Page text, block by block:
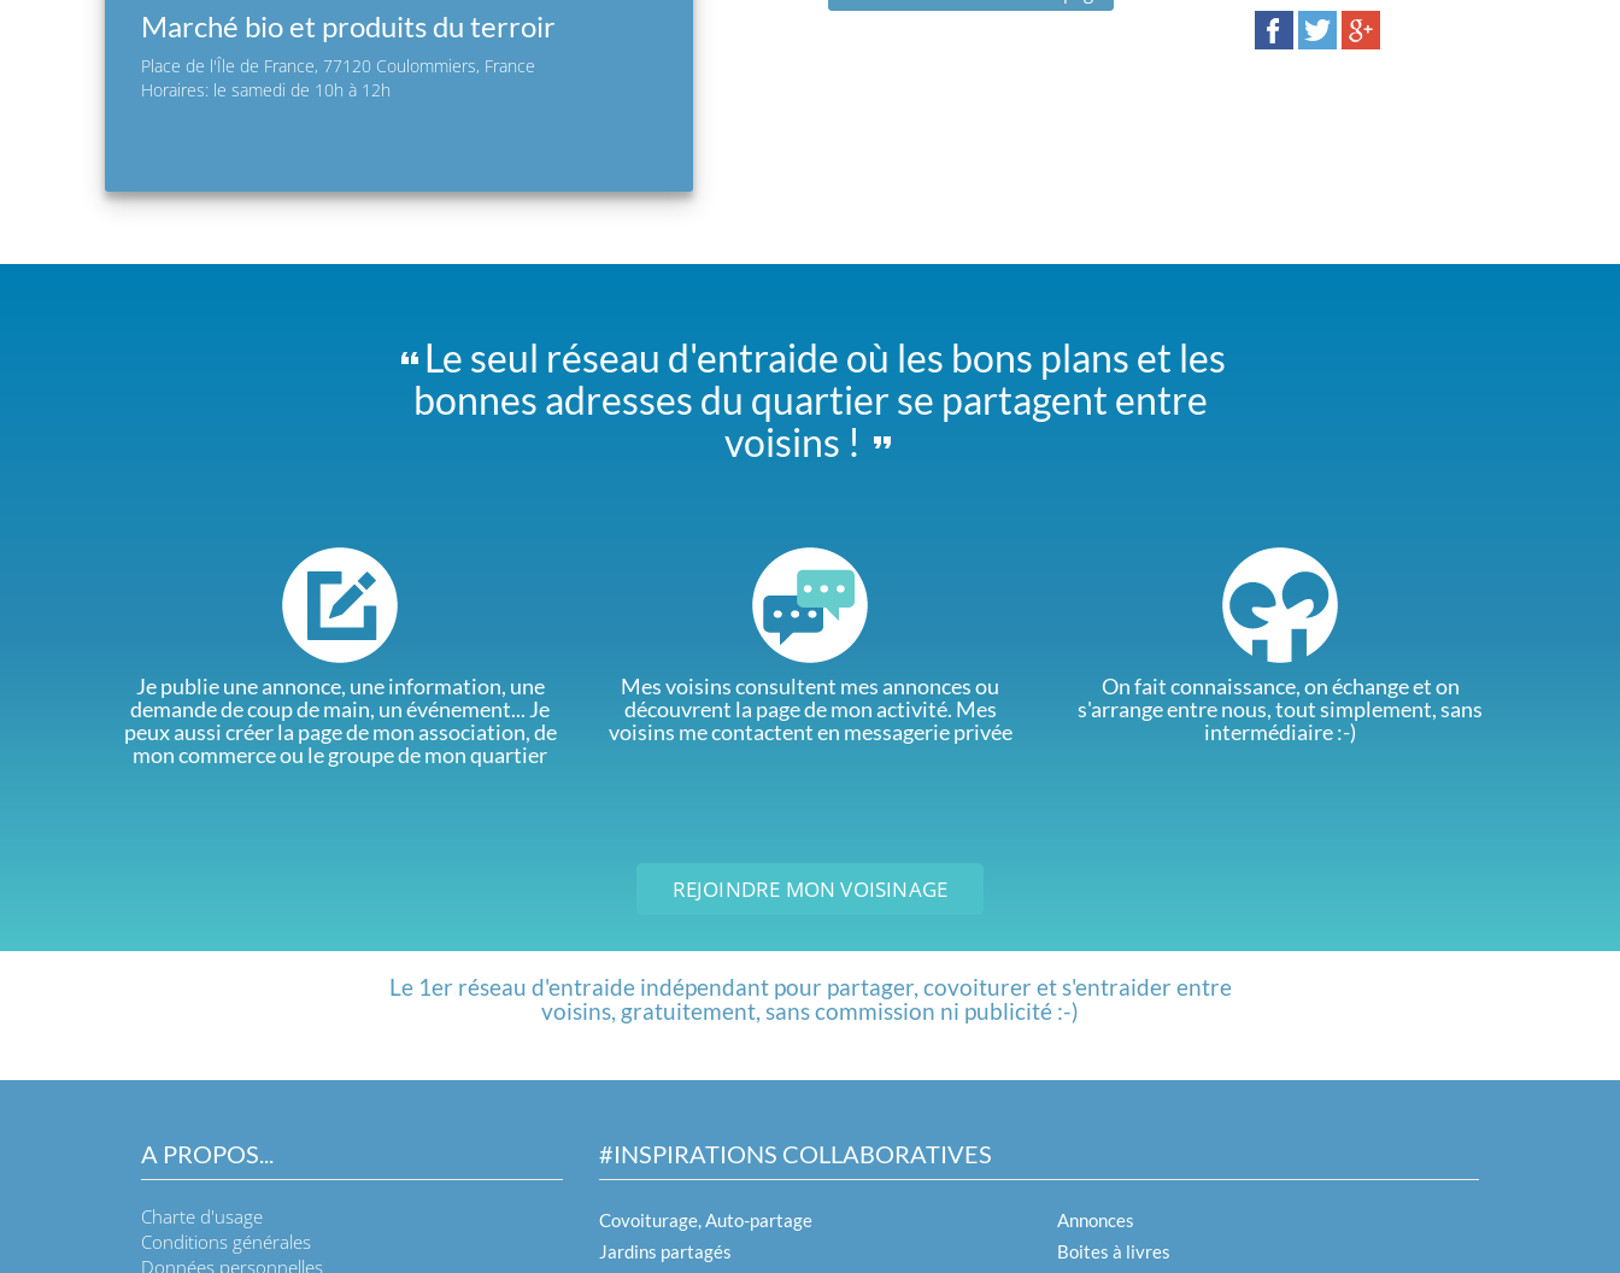
Marché bio et produits du terroir
Place de l'Île de France, 77120 Coulommiers, France
Horaires: le samedi de 10h à 12h
Le seul réseau d'entraide où les bons plans et les
bonnes adresses du quartier se partagent entre
voisins !
Je publie une annonce, une information, une
demande de coup de main, un événement... Je
peux aussi créer la page de mon association, de
mon commerce ou le groupe de mon quartier
Mes voisins consultent mes annonces ou
découvrent la page de mon activité. Mes
voisins me contactent en messagerie privée
On fait connaissance, on échange et on
s'arrange entre nous, tout simplement, sans
intermédiaire :-)
REJOINDRE MON VOISINAGE
Le 1er réseau d'entraide indépendant pour partager, covoiturer et s'entraider entre
voisins, gratuitement, sans commission ni publicité :-)
A PROPOS...
Charte d'usage
Conditions générales
Données personnelles
#INSPIRATIONS COLLABORATIVES
Covoiturage, Auto-partage
Annonces
Jardins partagés
Boites à livres